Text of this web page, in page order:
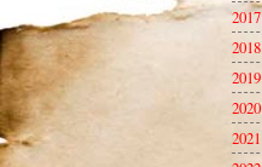
2017
2018
2019
2020
2021